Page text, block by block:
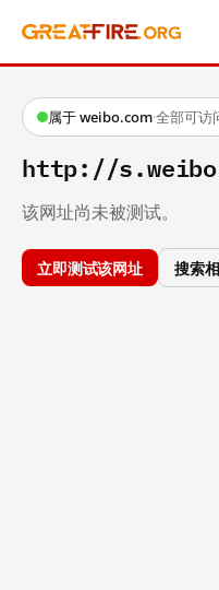
属于 weibo.com·全部可访
http://
该网址尚未被测试。
立即测试该网址 搜索